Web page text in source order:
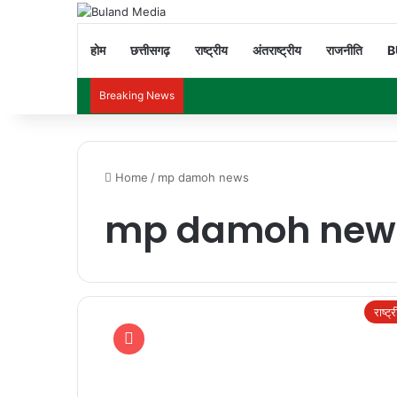
होम छत्तीसगढ़ राष्ट्रीय अंतराष्ट्रीय राजनीति
Breaking News
Home / mp damoh news
mp damoh